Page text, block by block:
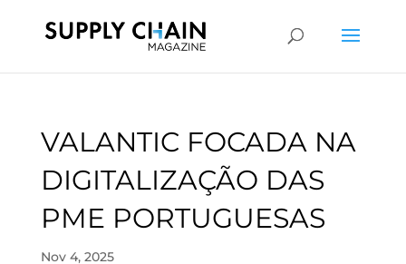
VALANTIC FOCADA NA
DIGITALIZAÇÃO DAS
PME PORTUGUESAS
Nov 4, 2025